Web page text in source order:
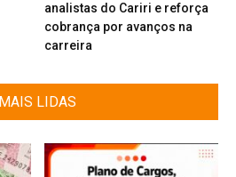
analistas do Cariri e reforça
cobrança por avanços na
carreira
MAIS LIDAS